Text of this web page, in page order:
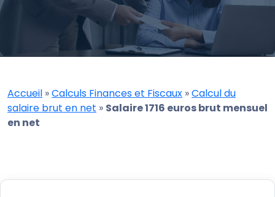
Accueil »Calculs Finances et Fiscaux »Calcul du
salaire brut en net » Salaire 1716 euros brut mensuel
en net